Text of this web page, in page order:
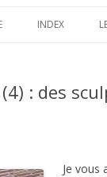
INDEX
: des
Je vous